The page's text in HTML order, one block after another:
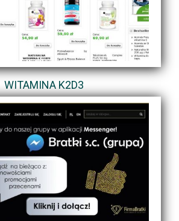
WITAMINA K2D3